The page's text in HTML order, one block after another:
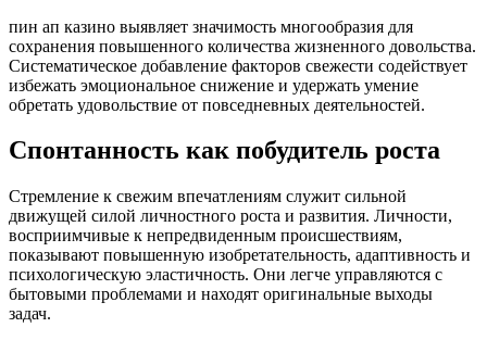
пин ап казино выявляет значимость многообразия для
сохранения повышенного количества жизненного довольства.
Систематическое добавление факторов свежести содействует
избежать эмоциональное снижение и удержать умение
обретать удовольствие от повседневных деятельностей.
Спонтанность как побудитель роста
Стремление к свежим впечатлениям служит сильной
движущей силой личностного роста и развития. Личности,
восприимчивые к непредвиденным происшествиям,
показывают повышенную изобретательность, адаптивность и
психологическую эластичность. Они легче управляются с
бытовыми проблемами и находят оригинальные выходы
задач.